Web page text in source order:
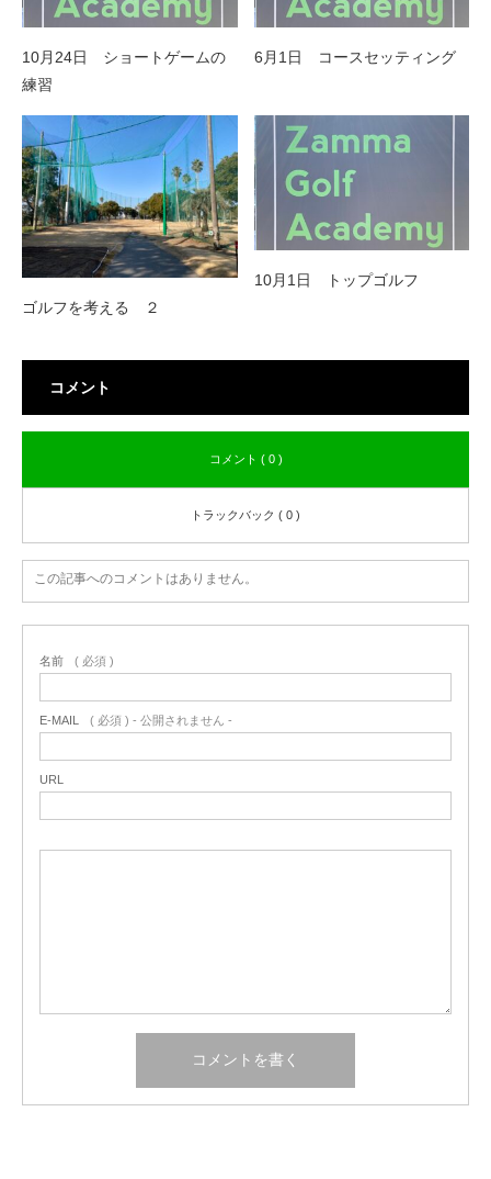
10月24日 ショートゲームの
練習
6月1日 コースセッティング
ゴルフを考える ２
10月1日 トップゴルフ
コメント
コメント ( 0 )
トラックバック ( 0 )
この記事へのコメントはありません。
名前 ( 必須 )
E-MAIL ( 必須 ) - 公開されません -
URL